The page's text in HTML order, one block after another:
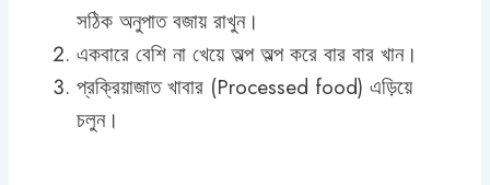
সঠিক অনুপাত বজায় রাখুন।
একবারে বেশি না খেয়ে অল্প অল্প করে বার বার খান।
প্রক্রিয়াজাত খাবার (Processed food) এড়িয়ে
চলুন।